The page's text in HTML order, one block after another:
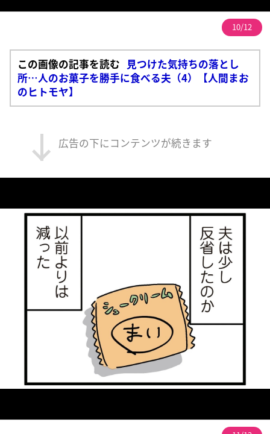
10/12
この画像の記事を読む 見つけた気持ちの落とし
所…人のお菓子を勝手に食べる夫（4）【人間まお
のヒトモヤ】
広告の下にコンテンツが続きます